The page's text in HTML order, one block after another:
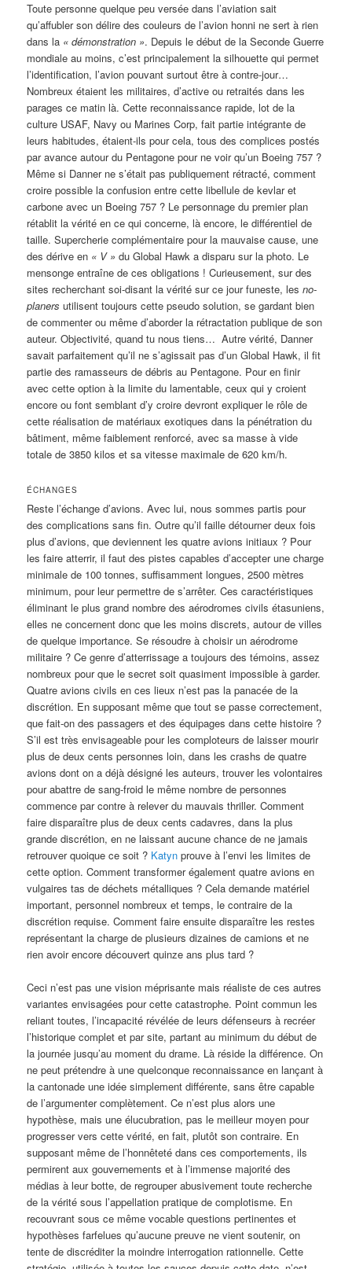
Toute personne quelque peu versée dans l’aviation sait
qu’affubler son délire des couleurs de l’avion honni ne sert à rien
dans la «démonstration ». Depuis le début de la Seconde Guerre
mondiale au moins, c’est principalement la silhouette qui permet
l’identification, l’avion pouvant surtout être à contre-jour…
Nombreux étaient les militaires, d’active ou retraités dans les
parages ce matin là. Cette reconnaissance rapide, lot de la
culture USAF, Navy ou Marines Corp, fait partie intégrante de
leurs habitudes, étaient-ils pour cela, tous des complices postés
par avance autour du Pentagone pour ne voir qu’un Boeing 757 ?
Même si Danner ne s’était pas publiquement rétracté, comment
croire possible la confusion entre cette libellule de kevlar et
carbone avec un Boeing 757 ? Le personnage du premier plan
rétablit la vérité en ce qui concerne, là encore, le différentiel de
taille. Supercherie complémentaire pour la mauvaise cause, une
des dérive en « V» du Global Hawk a disparu sur la photo. Le
mensonge entraîne de ces obligations ! Curieusement, sur des
sites recherchant soi-disant la vérité sur ce jour funeste, lesno-
planers utilisent toujours cette pseudo solution, se gardant bien
de commenter ou même d’aborder la rétractation publique de son
auteur. Objectivité, quand tu nous tiens… Autre vérité, Danner
savait parfaitement qu’il ne s’agissait pas d’un Global Hawk, il fit
partie des ramasseurs de débris au Pentagone. Pour en finir
avec cette option à la limite du lamentable, ceux qui y croient
encore ou font semblant d’y croire devront expliquer le rôle de
cette réalisation de matériaux exotiques dans la pénétration du
bâtiment, même faiblement renforcé, avec sa masse à vide
totale de 3850 kilos et sa vitesse maximale de 620 km/h.
ÉCHANGES
Reste l’échange d’avions. Avec lui, nous sommes partis pour
des complications sans fin. Outre qu’il faille détourner deux fois
plus d’avions, que deviennent les quatre avions initiaux ? Pour
les faire atterrir, il faut des pistes capables d’accepter une charge
minimale de 100 tonnes, suffisamment longues, 2500 mètres
minimum, pour leur permettre de s’arrêter. Ces caractéristiques
éliminant le plus grand nombre des aérodromes civils étasuniens,
elles ne concernent donc que les moins discrets, autour de villes
de quelque importance. Se résoudre à choisir un aérodrome
militaire ? Ce genre d’atterrissage a toujours des témoins, assez
nombreux pour que le secret soit quasiment impossible à garder.
Quatre avions civils en ces lieux n’est pas la panacée de la
discrétion. En supposant même que tout se passe correctement,
que fait-on des passagers et des équipages dans cette histoire ?
S’il est très envisageable pour les comploteurs de laisser mourir
plus de deux cents personnes loin, dans les crashs de quatre
avions dont on a déjà désigné les auteurs, trouver les volontaires
pour abattre de sang-froid le même nombre de personnes
commence par contre à relever du mauvais thriller. Comment
faire disparaître plus de deux cents cadavres, dans la plus
grande discrétion, en ne laissant aucune chance de ne jamais
retrouver quoique ce soit ? Katyn prouve à l’envi les limites de
cette option. Comment transformer également quatre avions en
vulgaires tas de déchets métalliques ? Cela demande matériel
important, personnel nombreux et temps, le contraire de la
discrétion requise. Comment faire ensuite disparaître les restes
représentant la charge de plusieurs dizaines de camions et ne
rien avoir encore découvert quinze ans plus tard ?
Ceci n’est pas une vision méprisante mais réaliste de ces autres
variantes envisagées pour cette catastrophe. Point commun les
reliant toutes, l’incapacité révélée de leurs défenseurs à recréer
l’historique complet et par site, partant au minimum du début de
la journée jusqu’au moment du drame. Là réside la différence. On
ne peut prétendre à une quelconque reconnaissance en lançant à
la cantonade une idée simplement différente, sans être capable
de l’argumenter complètement. Ce n’est plus alors une
hypothèse, mais une élucubration, pas le meilleur moyen pour
progresser vers cette vérité, en fait, plutôt son contraire. En
supposant même de l’honnêteté dans ces comportements, ils
permirent aux gouvernements et à l’immense majorité des
médias à leur botte, de regrouper abusivement toute recherche
de la vérité sous l’appellation pratique de complotisme. En
recouvrant sous ce même vocable questions pertinentes et
hypothèses farfelues qu’aucune preuve ne vient soutenir, on
tente de discréditer la moindre interrogation rationnelle. Cette